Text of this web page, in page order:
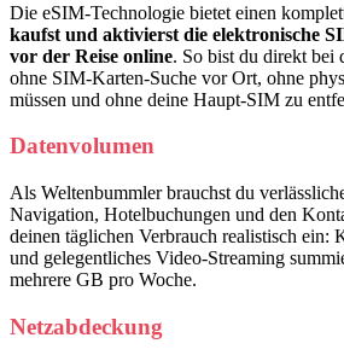
Die eSIM-Technologie bietet einen
kaufst und aktivierst die elektronische
vor der Reise online. So bist du direkt bei
ohne SIM-Karten-Suche vor Ort, ohne
müssen und ohne deine Haupt-SIM zu
Datenvolumen
Als Weltenbummler brauchst du
Navigation, Hotelbuchungen und den
deinen täglichen Verbrauch realistisch ein:
und gelegentliches Video-Streaming
mehrere GB pro Woche.
Netzabdeckung